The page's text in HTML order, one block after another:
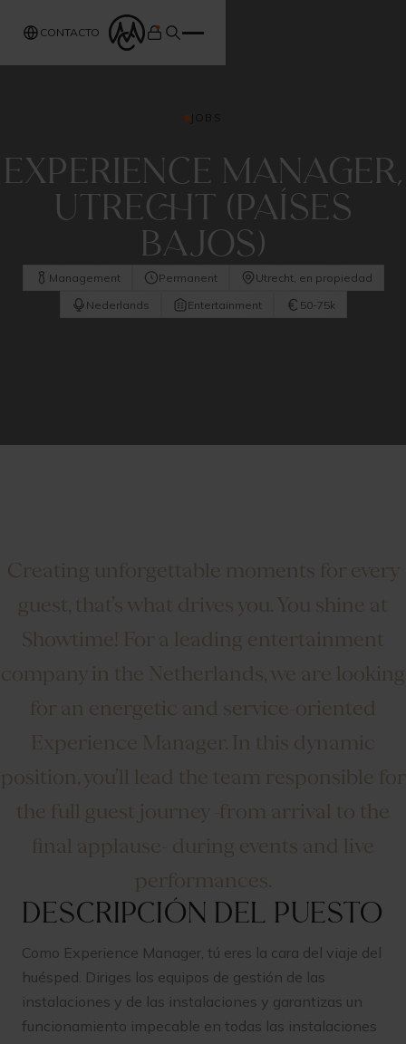
CONTACTO
Experience Manager,
Utrecht (Países
Bajos)
Management Permanent
Utrecht, en propiedad
Nederlands
Entertainment 50-75k
Creating unforgettable moments for every
guest, that’s what drives you. You shine at
Showtime! For a leading entertainment
company in the Netherlands, we are looking
for an energetic and service-oriented
Experience Manager. In this dynamic
position, you’ll lead the team responsible for
the full guest journey -from arrival to the
final applause- during events and live
performances.‍
Descripción del puesto
Como Experience Manager, tú eres la cara del viaje del
huésped. Diriges los equipos de gestión de las
instalaciones y de las instalaciones y garantizas un
funcionamiento impecable en todas las instalaciones